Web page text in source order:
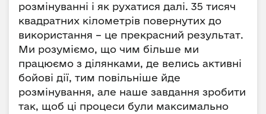
розмінуванні і як рухатися далі. 35 тисяч
квадратних кілометрів повернутих до
використання – це прекрасний результат.
Ми розуміємо, що чим більше ми
працюємо з ділянками, де велись активні
бойові дії, тим повільніше йде
розмінування, але наше завдання зробити
так, щоб ці процеси були максимально